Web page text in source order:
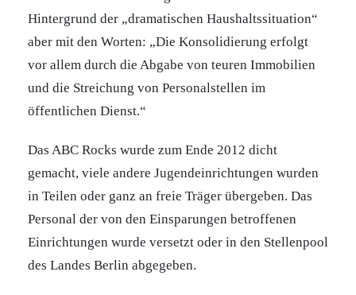
Hintergrund der „dramatischen Haushaltssituation“
aber mit den Worten: „Die Konsolidierung erfolgt
vor allem durch die Abgabe von teuren Immobilien
und die Streichung von Personalstellen im
öffentlichen Dienst.“
Das ABC Rocks wurde zum Ende 2012 dicht
gemacht, viele andere Jugendeinrichtungen wurden
in Teilen oder ganz an freie Träger übergeben. Das
Personal der von den Einsparungen betroffenen
Einrichtungen wurde versetzt oder in den Stellenpool
des Landes Berlin abgegeben.